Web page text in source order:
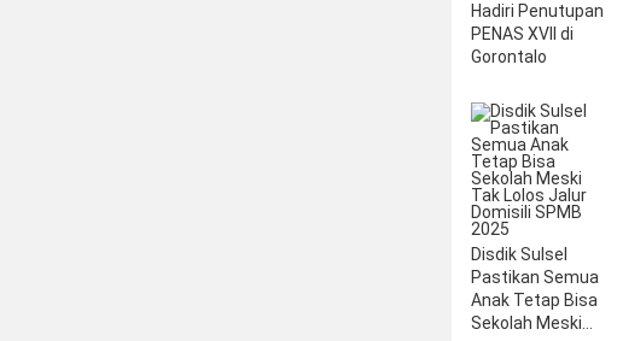
Hadiri Penutupan
PENAS XVII di
Gorontalo
Disdik Sulsel
Pastikan Semua
Anak Tetap Bisa
Sekolah Meski